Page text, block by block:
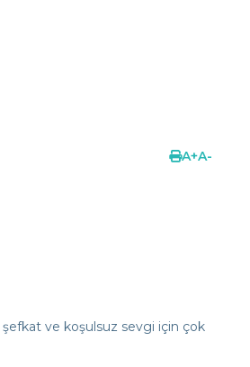
A+A-
ve koşulsuz sevgi için çok